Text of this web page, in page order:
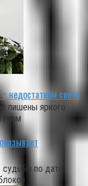
недостатком света
лишены яркого
по дате